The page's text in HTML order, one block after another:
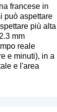
francese in
può aspettare
più alta
mm
reale
e minuti), in a
e l'area